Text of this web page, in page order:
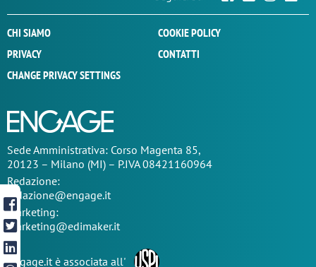
CHI SIAMO
COOKIE POLICY
PRIVACY
CONTATTI
CHANGE PRIVACY SETTINGS
SedeAmministrativa: Corso Magenta 85,
20123 – Milano (MI) – P.IVA 08421160964
Redazione:
redazione@engage.it
Marketing:
marketing@edimaker.it
Engage.it è associata all'